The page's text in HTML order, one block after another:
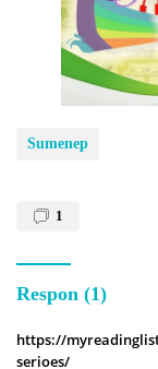
Sumenep
1
Respon (1)
https://
serioes/